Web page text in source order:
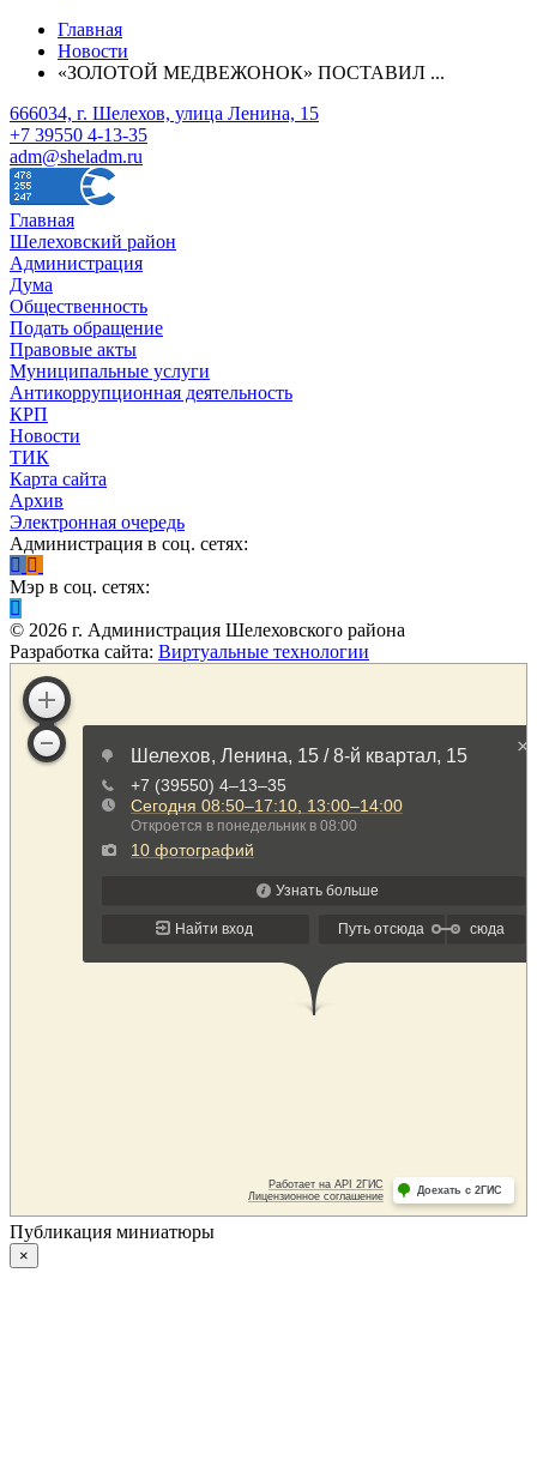
Главная
Новости
«ЗОЛОТОЙ МЕДВЕЖОНОК» ПОСТАВИЛ ...
666034, г. Шелехов, улица Ленина, 15
+7 39550 4-13-35
adm@sheladm.ru
Главная
Шелеховский район
Администрация
Дума
Общественность
Подать обращение
Правовые акты
Муниципальные услуги
Антикоррупционная деятельность
КРП
Новости
ТИК
Карта сайта
Архив
Электронная очередь
Администрация в соц. сетях:
Мэр в соц. сетях:
© 2026 г. Администрация Шелеховского района
Разработка сайта: Виртуальные технологии
Публикация миниатюры
×